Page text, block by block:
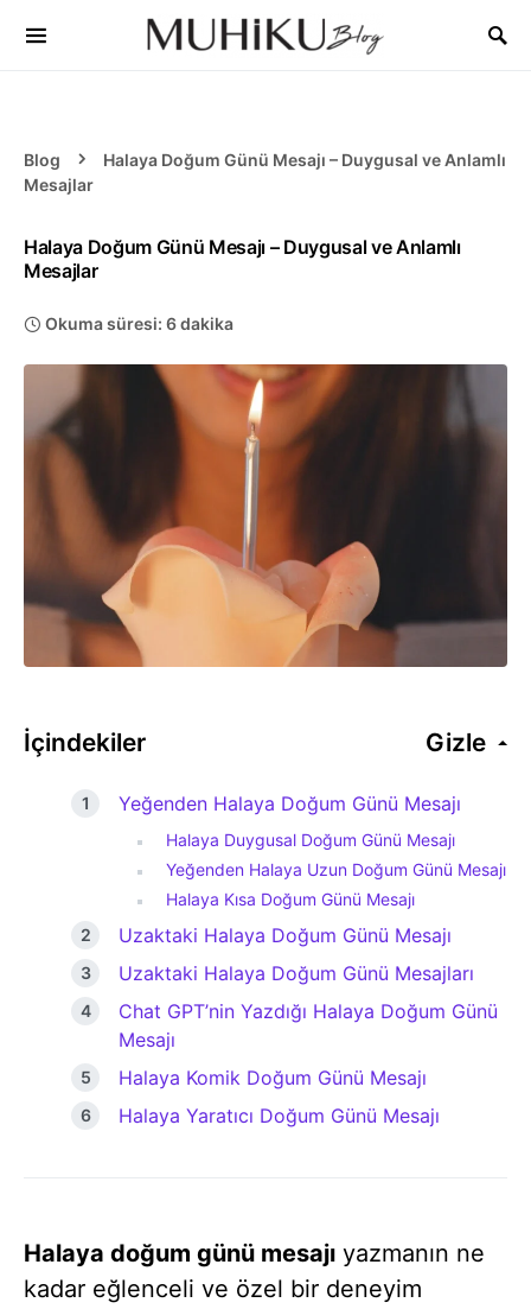
Blog
Halaya Doğum Günü Mesajı – Duygusal ve Anlamlı
Mesajlar
Halaya Doğum Günü Mesajı – Duygusal ve Anlamlı
Mesajlar
Okuma süresi: 6 dakika
İçindekiler Gizle
Yeğenden Halaya Doğum Günü Mesajı
Halaya Duygusal Doğum Günü Mesajı
Yeğenden Halaya Uzun Doğum Günü Mesajı
Halaya Kısa Doğum Günü Mesajı
Uzaktaki Halaya Doğum Günü Mesajı
Uzaktaki Halaya Doğum Günü Mesajları
Chat GPT’nin Yazdığı Halaya Doğum Günü
Mesajı
Halaya Komik Doğum Günü Mesajı
Halaya Yaratıcı Doğum Günü Mesajı
Halaya doğum günü mesajı yazmanın ne
kadar eğlenceli ve özel bir deneyim